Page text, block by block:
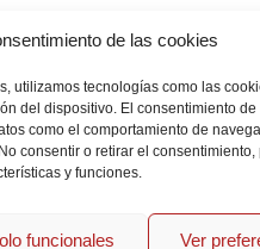
de las cookies
utilizamos tecnologías como las
del dispositivo. El consentimiento de
como el comportamiento de
consentir o retirar el consentimiento,
y funciones.
funcionales Ver